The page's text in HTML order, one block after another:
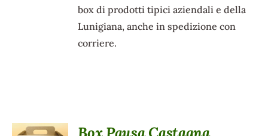
box di prodotti tipici aziendali e della
Lunigiana, anche in spedizione con
corriere.
AGGIUNGI